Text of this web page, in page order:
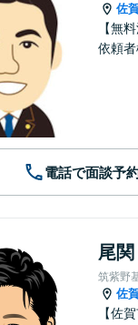
佐
【無
依頼
電話で面談予
尾
筑紫野
佐
【佐